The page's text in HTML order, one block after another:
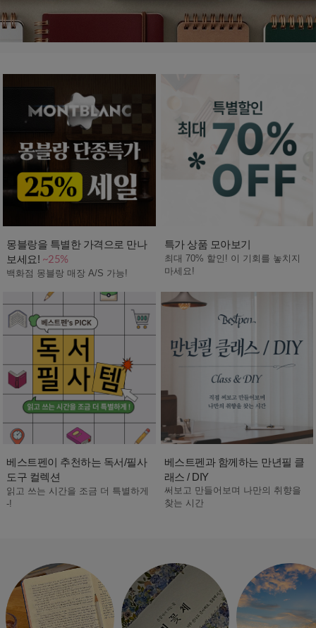
몽블랑을 특별한 가격으로 만나
보세요! ~25%
백화점 몽블랑 매장 A/S 가능!
특가 상품 모아보기
최대 70% 할인! 이 기회를 놓치지
마세요!
베스트펜이 추천하는 독서/필사
도구 컬렉션
읽고 쓰는 시간을 조금 더 특별하게
-!
베스트펜과 함께하는 만년필 클
래스 / DIY
써보고 만들어보며 나만의 취향을
찾는 시간